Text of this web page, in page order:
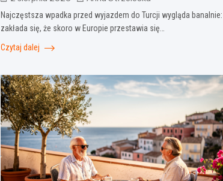
Najczęstsza wpadka przed wyjazdem do Turcji wygląda banalnie:
zakłada się, że skoro w Europie przestawia się…
Czytaj dalej